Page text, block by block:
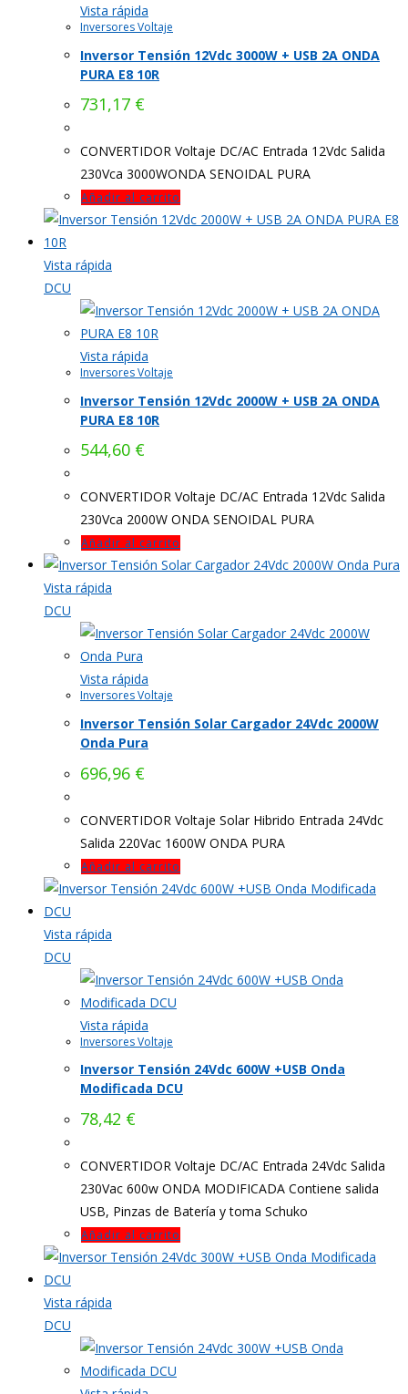
Vista rápida
Inversores Voltaje
Inversor Tensión 12Vdc 3000W + USB 2A ONDA
PURA E8 10R
731,17 €
CONVERTIDOR Voltaje DC/AC Entrada 12Vdc Salida
230Vca 3000WONDA SENOIDAL PURA
Añadir al carrito
Vista rápida
DCU
Vista rápida
Inversores Voltaje
Inversor Tensión 12Vdc 2000W + USB 2A ONDA
PURA E8 10R
544,60 €
CONVERTIDOR Voltaje DC/AC Entrada 12Vdc Salida
230Vca 2000W ONDA SENOIDAL PURA
Añadir al carrito
Vista rápida
DCU
Vista rápida
Inversores Voltaje
Inversor Tensión Solar Cargador 24Vdc 2000W
Onda Pura
696,96 €
CONVERTIDOR Voltaje Solar Hibrido Entrada 24Vdc
Salida 220Vac 1600W ONDA PURA
Añadir al carrito
Vista rápida
DCU
Vista rápida
Inversores Voltaje
Inversor Tensión 24Vdc 600W +USB Onda
Modificada DCU
78,42 €
CONVERTIDOR Voltaje DC/AC Entrada 24Vdc Salida
230Vac 600w ONDA MODIFICADA Contiene salida
USB, Pinzas de Batería y toma Schuko
Añadir al carrito
Vista rápida
DCU